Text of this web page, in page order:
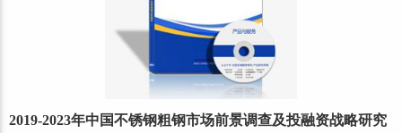
2019-2023年中国不锈钢粗钢市场前景调查及投融资战略研究